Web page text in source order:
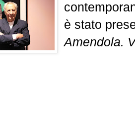
è stato
Amendola.